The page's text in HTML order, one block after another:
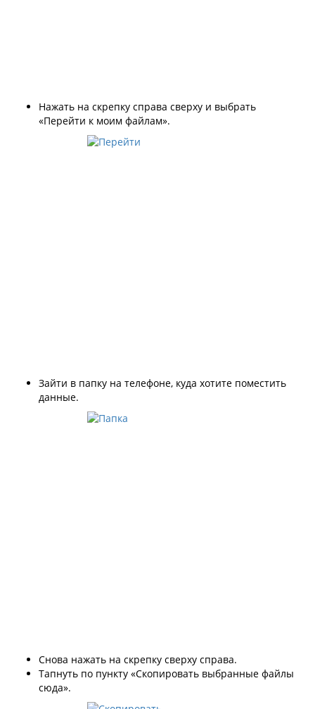
Нажать на скрепку справа сверху и выбрать
«Перейти к моим файлам».
Зайти в папку на телефоне, куда хотите поместить
данные.
Снова нажать на скрепку сверху справа.
Тапнуть по пункту «Скопировать выбранные файлы
сюда».